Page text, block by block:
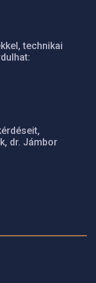
technikai
dr. Jámbor